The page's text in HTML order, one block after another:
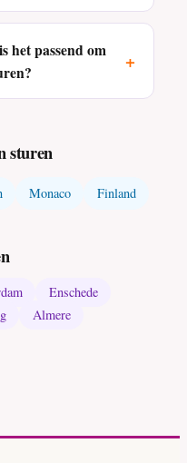
het passend om
+
sturen
Monaco Finland
Enschede
Almere